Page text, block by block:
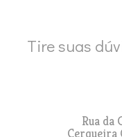
Tire suas
Rua da
Cerqueira